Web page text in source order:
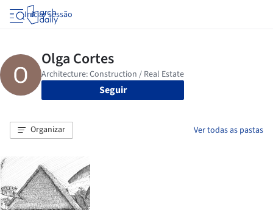
Iniciar sessão
Seguir
Organizar Ver todas as pastas